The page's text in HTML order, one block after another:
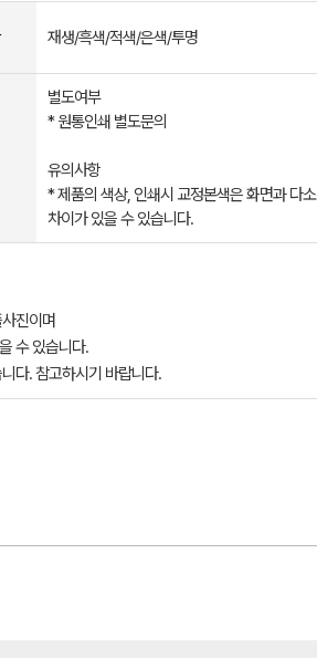
재생/흑색/적색/은색/투명
별도여부
* 원통인쇄 별도문의
유의사항
* 제품의 색상, 인쇄시 교정본색은 화면과 다소
차이가 있을 수 있습니다.
진이며
수 있습니다.
다. 참고하시기 바랍니다.